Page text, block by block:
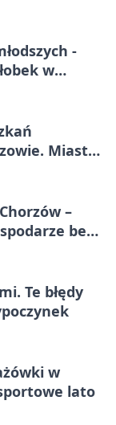
-
w
Miasto
–
bez
Te błędy
w
lato